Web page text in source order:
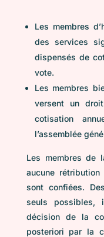
Les membres
des services
dispensés de
vote.
Les membres
versent un
cotisation
l’assemblée
Les membres de
aucune
sont confiées.
seuls possibles,
décision de la
posteriori par Ia